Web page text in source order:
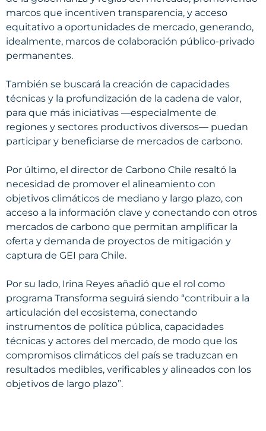
marcos que incentiven transparencia, y acceso
equitativo a oportunidades de mercado, generando,
idealmente, marcos de colaboración público-privado
permanentes.
También se buscará la creación de capacidades
técnicas y la profundización de la cadena de valor,
para que más iniciativas —especialmente de
regiones y sectores productivos diversos— puedan
participar y beneficiarse de mercados de carbono.
Por último, el director de Carbono Chile resaltó la
necesidad de promover el alineamiento con
objetivos climáticos de mediano y largo plazo, con
acceso a la información clave y conectando con otros
mercados de carbono que permitan amplificar la
oferta y demanda de proyectos de mitigación y
captura de GEI para Chile.
Por su lado, Irina Reyes añadió que el rol como
programa Transforma seguirá siendo “contribuir a la
articulación del ecosistema, conectando
instrumentos de política pública, capacidades
técnicas y actores del mercado, de modo que los
compromisos climáticos del país se traduzcan en
resultados medibles, verificables y alineados con los
objetivos de largo plazo”.